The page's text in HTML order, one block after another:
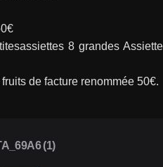
8 grandes
de facture renommée 50€.
(1)